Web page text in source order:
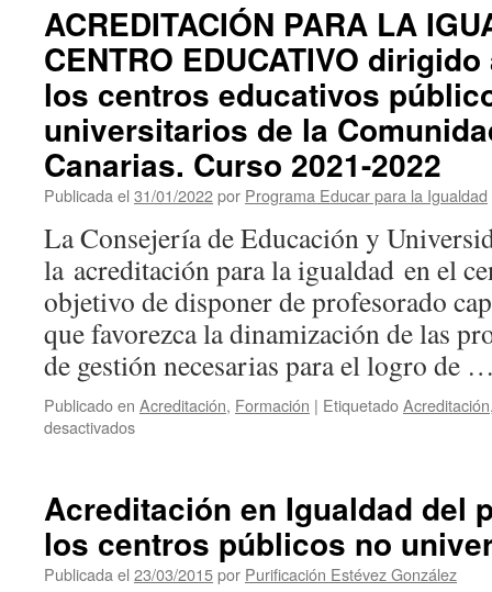
ACREDITACIÓN PARA LA
CENTRO EDUCATIVO
los centros educativos
universitarios de la
Canarias. Curso 2021-2022
Publicada el 31/01/2022por Programa Educar para la Igualdad
La Consejería de Educación y
la acreditación para la igualdad en el
objetivo de disponer de profesorado
que favorezca la dinamización de las
de gestión necesarias para el logro de
Publicado en Acreditación, Formación | EtiquetadoAcreditación
desactivadosen
IGUALDAD
EN
EL
CENTRO
Acreditación en Igualdad del
los centros públicos no
Publicada el 23/03/2015por Purificación Estévez González